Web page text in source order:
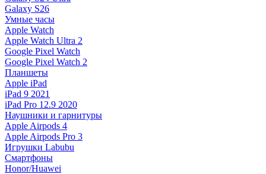
Galaxy S26
Умные часы
Apple Watch
Apple Watch Ultra 2
Google Pixel Watch
Google Pixel Watch 2
Планшеты
Apple iPad
iPad 9 2021
iPad Pro 12.9 2020
Наушники и гарнитуры
Apple Airpods 4
Apple Airpods Pro 3
Игрушки Labubu
Смартфоны
Honor/Huawei